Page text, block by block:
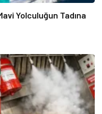
Yolculuğun Tadına